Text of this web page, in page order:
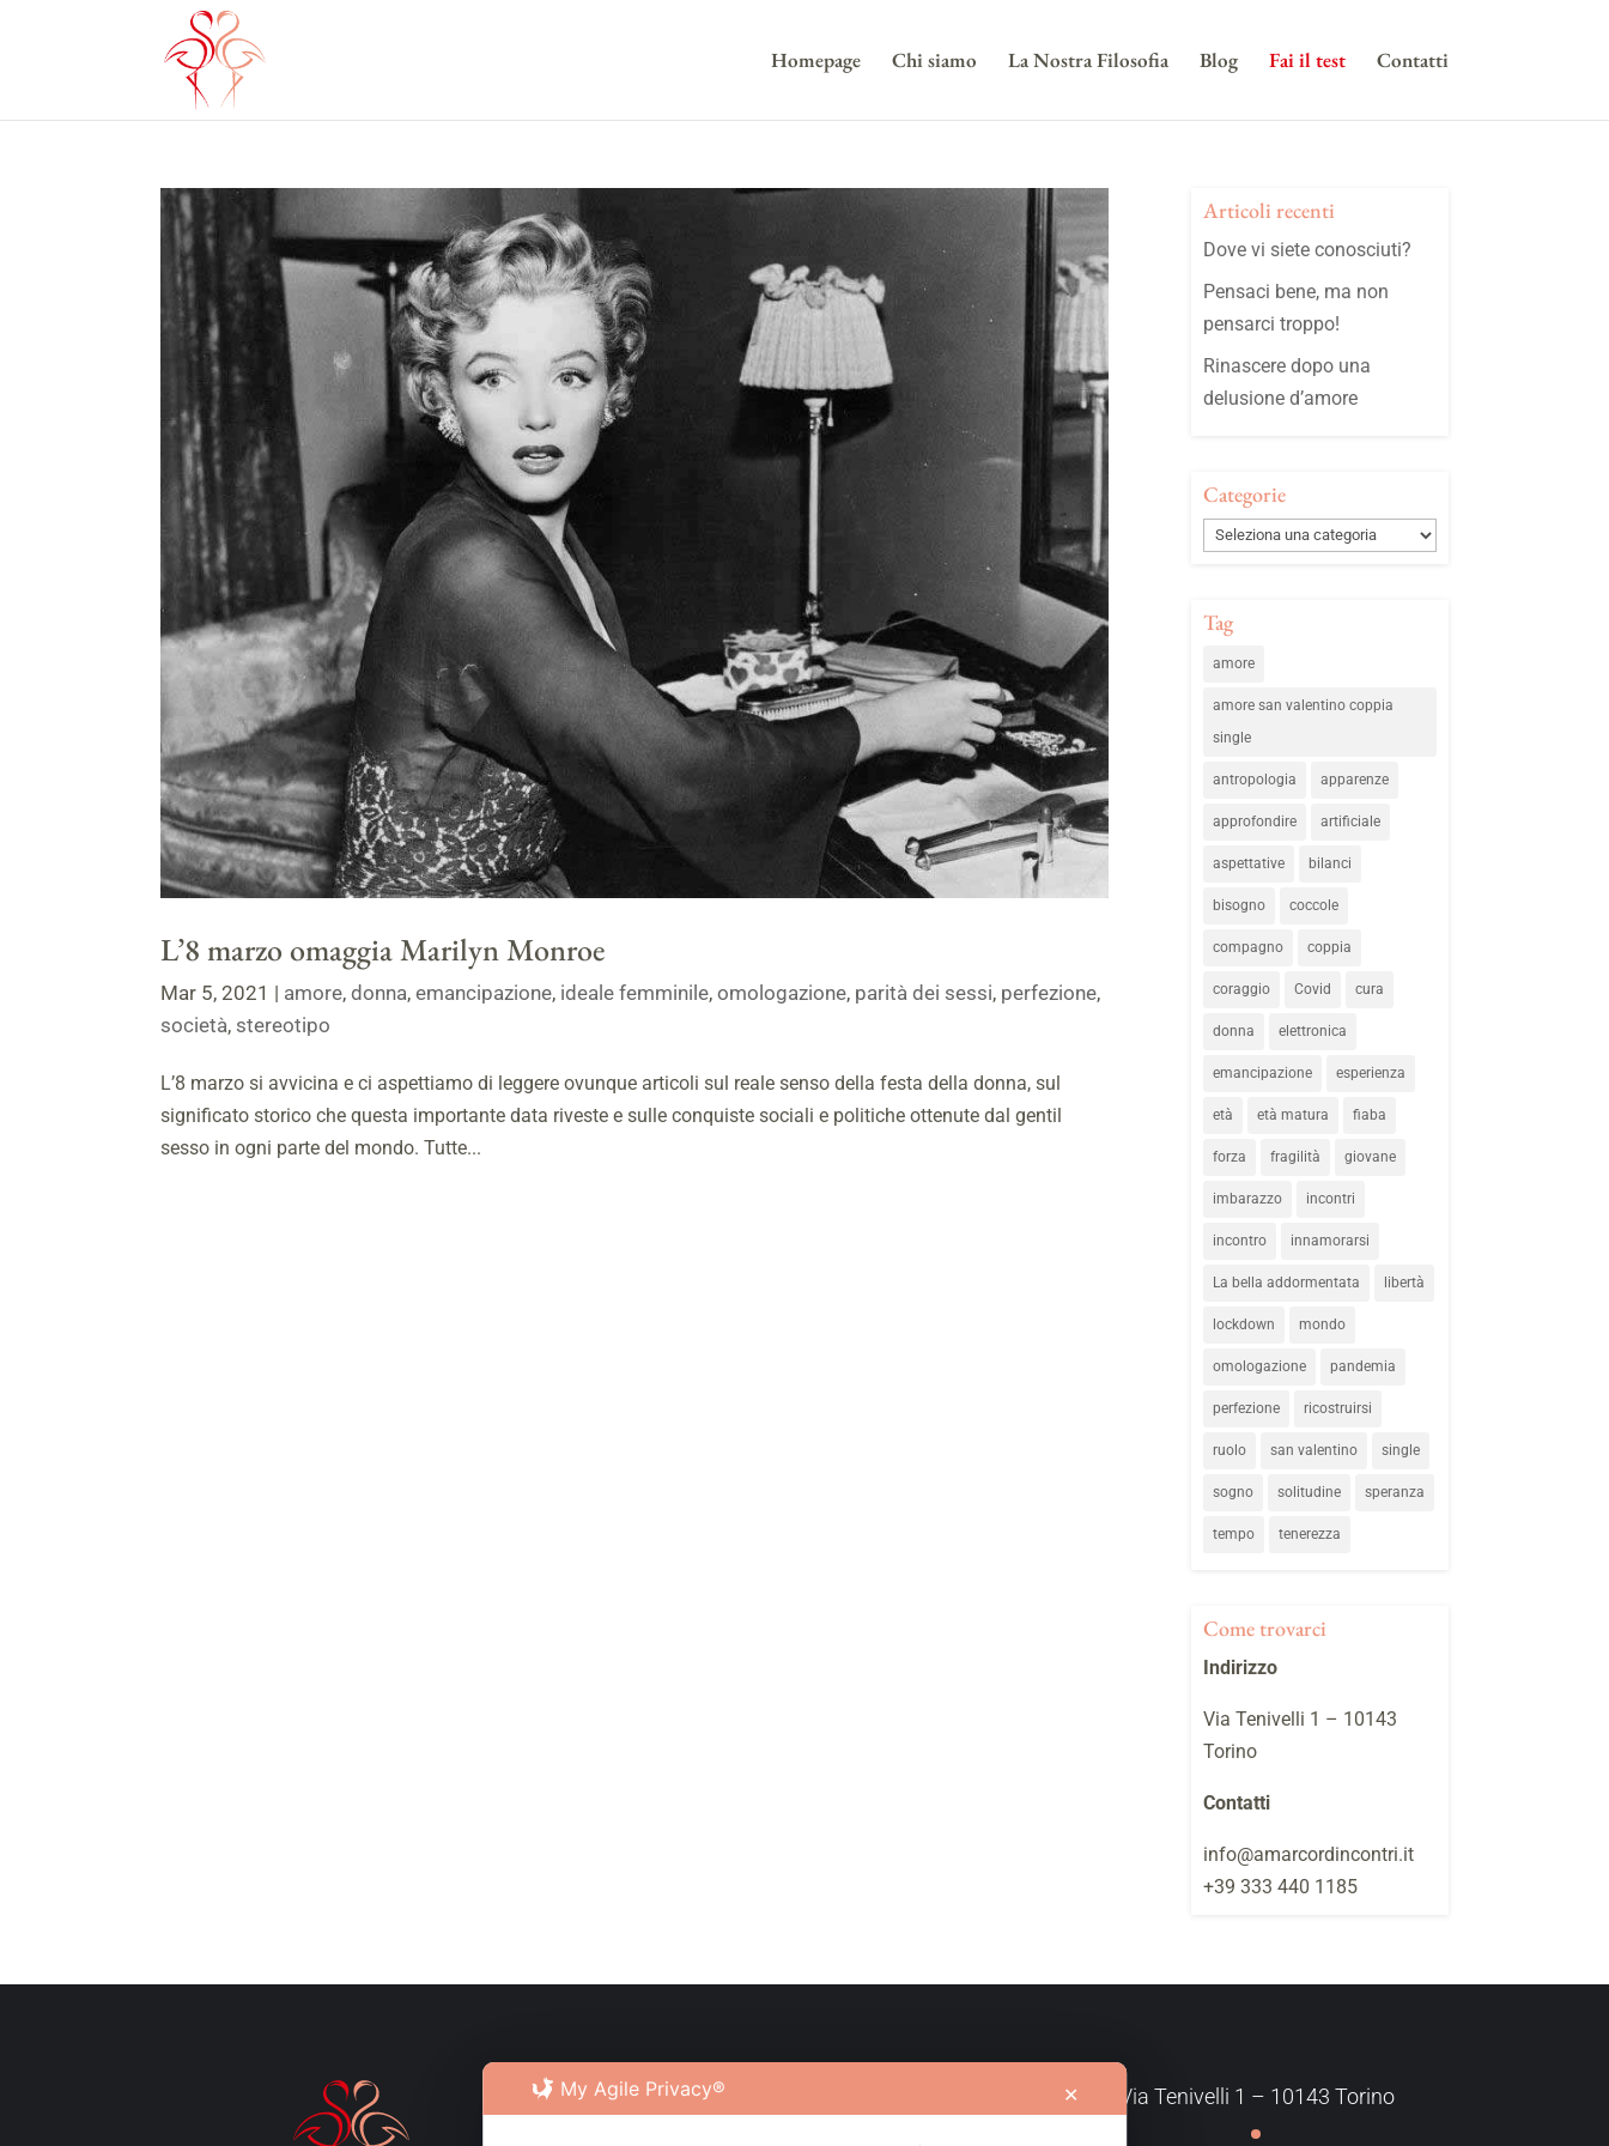
Homepage Chi siamo La Nostra Filosofia Blog Fai il test Contatti
L’8 marzo omaggia Marilyn Monroe
Mar 5, 2021 | amore,donna,emancipazione, ideale femminile,omologazione, parità dei sessi, perfezione,
società, stereotipo
L’8 marzo si avvicina e ci aspettiamo di leggere ovunque articoli sul reale senso della festa della donna, sul
significato storico che questa importante data riveste e sulle conquiste sociali e politiche ottenute dal gentil
sesso in ogni parte del mondo. Tutte...
Articoli recenti
Dove vi siete conosciuti?
Pensaci bene, ma non
pensarci troppo!
Rinascere dopo una
delusione d’amore
Categorie
Categorie
Tag
amore
amore san valentino coppia
single
antropologia apparenze
approfondire artificiale
aspettative bilanci
bisogno coccole
compagno coppia
coraggio Covid cura
donna elettronica
emancipazione esperienza
età età matura fiaba
forza fragilità giovane
imbarazzo incontri
incontro innamorarsi
La bella addormentata libertà
lockdown mondo
omologazione pandemia
perfezione ricostruirsi
ruolo san valentino single
sogno solitudine speranza
tempo tenerezza
Come trovarci
Indirizzo
Via Tenivelli 1 – 10143
Torino
Contatti
info@amarcordincontri.it
+39 333 440 1185
Via Tenivelli 1 – 10143 Torino
My Agile Privacy® ✕